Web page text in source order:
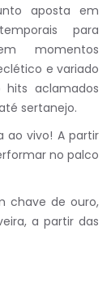
aposta em
para
momentos
e variado
aclamados
sertanejo.
vivo! A partir
no palco
chave de ouro,
a partir das